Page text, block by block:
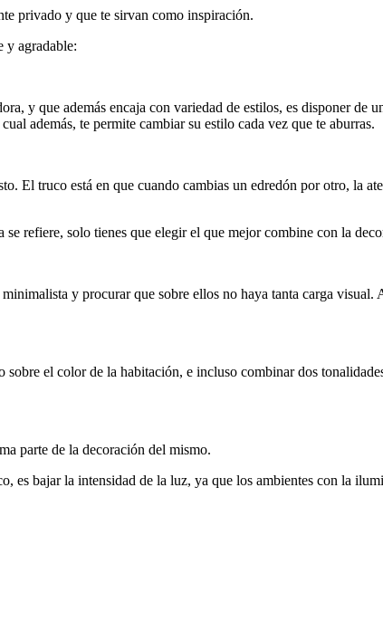
privado y que te sirvan como inspiración.
y agradable:
y que además encaja con variedad de estilos, es disponer de
además, te permite cambiar su estilo cada vez que te aburras.
El truco está en que cuando cambias un edredón por otro, la
refiere, solo tienes que elegir el que mejor combine con la
y procurar que sobre ellos no haya tanta carga visual.
el color de la habitación, e incluso combinar dos
parte de la decoración del mismo.
es bajar la intensidad de la luz, ya que los ambientes con la